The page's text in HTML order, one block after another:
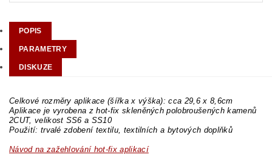
POPIS
PARAMETRY
DISKUZE
Celkové rozměry aplikace (šířka x výška): cca 29,6 x 8,6cm
Aplikace je vyrobena z hot-fix skleněných polobroušených kamenů
2CUT, velikost SS6 a SS10
Použití: trvalé zdobení textilu, textilních a bytových doplňků
Návod na zažehlování hot-fix aplikací